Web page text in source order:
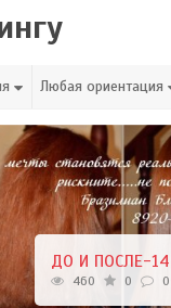
Любая ориентация
ДО И ПОСЛЕ-14
460 0 0